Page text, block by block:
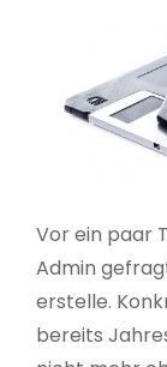
Vor ein paar
Admin
erstelle.
bereits